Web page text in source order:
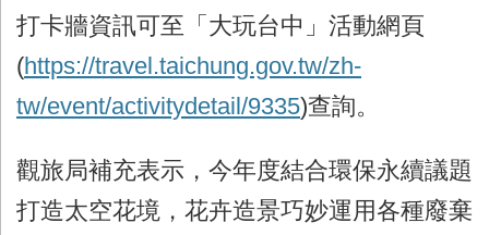
打卡牆資訊可至「大玩台中」活動網頁
(https://travel.taichung.gov.tw/zh-
tw/event/activitydetail/9335)查詢。
觀旅局補充表示，今年度結合環保永續議題
打造太空花境，花卉造景巧妙運用各種廢棄